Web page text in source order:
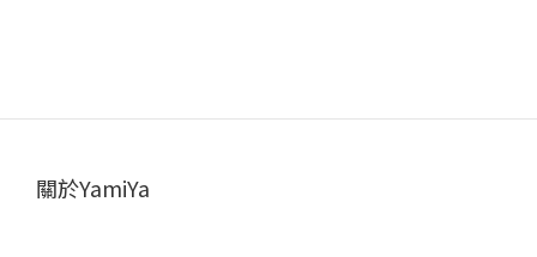
關於YamiYa